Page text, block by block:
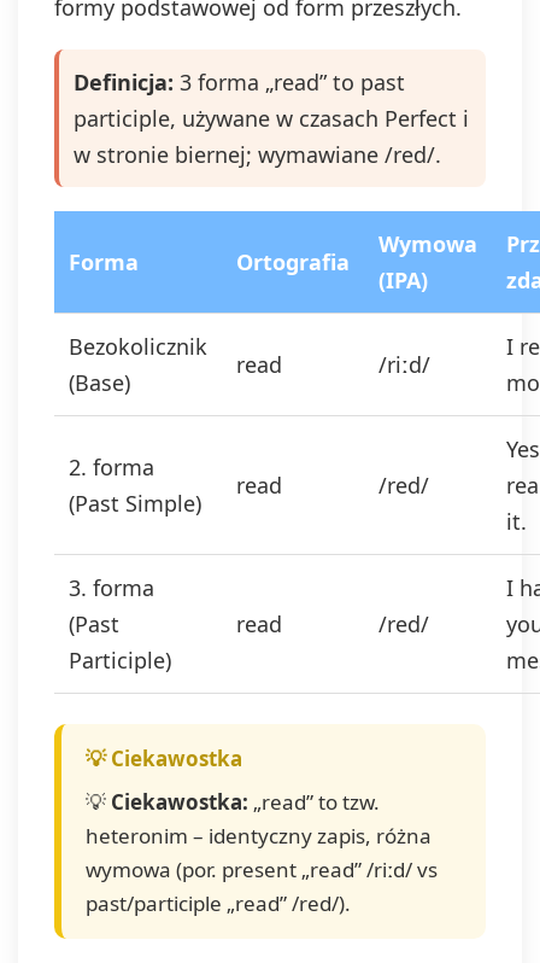
formy podstawowej od form przeszłych.
Definicja: 3 forma „read” to past
participle, używane w czasach Perfect i
w stronie biernej; wymawiane /red/.
Forma Ortografia
Wymowa
(IPA)
Bezokolicznik
(Base)
read /riːd/
I
2. forma
(Past Simple)
read /red/
it.
3. forma
(Past
Participle)
read /red/
I
💡 Ciekawostka: „read” to tzw.
heteronim – identyczny zapis, różna
wymowa (por. present „read” /riːd/ vs
past/participle „read” /red/).